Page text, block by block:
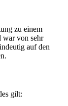
zu einem
war von sehr
auf den
gilt: